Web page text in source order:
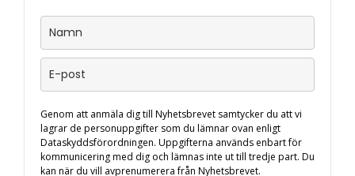
Genom att anmäla dig till Nyhetsbrevet samtycker du att vi
lagrar de personuppgifter som du lämnar ovan enligt
Dataskyddsförordningen. Uppgifterna används enbart för
kommunicering med dig och lämnas inte ut till tredje part. Du
kan när du vill avprenumerera från Nyhetsbrevet.